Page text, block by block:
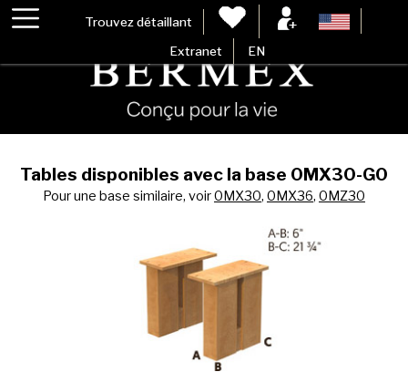
Trouvez détaillant
Extranet EN
Tables disponibles avec la base 0MX30-G0
Pour une base similaire, voir0MX30, 0MX36, 0MZ30